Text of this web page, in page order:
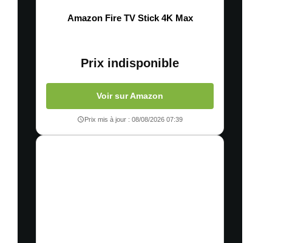
Amazon Fire TV Stick 4K Max
Prix indisponible
Voir sur Amazon
Prix mis à jour : 08/08/2026 07:39